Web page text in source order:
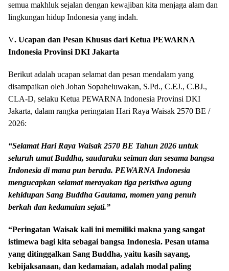
semua makhluk sejalan dengan kewajiban kita menjaga alam dan
lingkungan hidup Indonesia yang indah.
V. Ucapan dan Pesan Khusus dari Ketua PEWARNA
Indonesia Provinsi DKI Jakarta
Berikut adalah ucapan selamat dan pesan mendalam yang
disampaikan oleh Johan Sopaheluwakan, S.Pd., C.EJ., C.BJ.,
CLA-D, selaku Ketua PEWARNA Indonesia Provinsi DKI
Jakarta, dalam rangka peringatan Hari Raya Waisak 2570 BE /
2026:
“Selamat Hari Raya Waisak 2570 BE Tahun 2026 untuk
seluruh umat Buddha, saudaraku seiman dan sesama bangsa
Indonesia di mana pun berada. PEWARNA Indonesia
mengucapkan selamat merayakan tiga peristiwa agung
kehidupan Sang Buddha Gautama, momen yang penuh
berkah dan kedamaian sejati.”
“Peringatan Waisak kali ini memiliki makna yang sangat
istimewa bagi kita sebagai bangsa Indonesia. Pesan utama
yang ditinggalkan Sang Buddha, yaitu kasih sayang,
kebijaksanaan, dan kedamaian, adalah modal paling